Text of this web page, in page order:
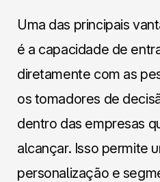
Uma das principais
é a capacidade de
diretamente com as
os tomadores de
dentro das empresas
alcançar. Isso permite
personalização e